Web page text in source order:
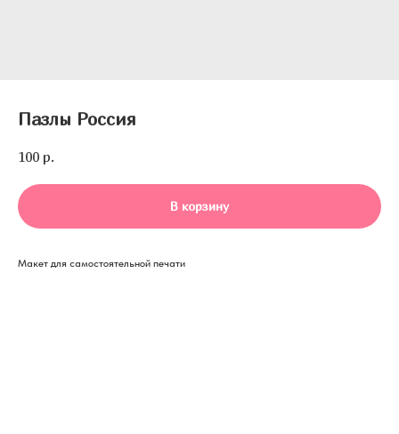
Пазлы Россия
100 р.
В корзину
Макет для самостоятельной печати